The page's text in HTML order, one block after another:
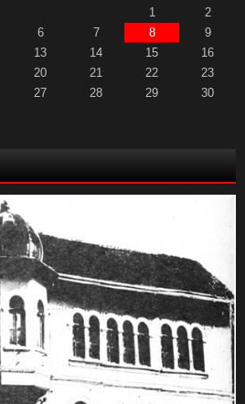
1
2
6 7 8
9
13 14 15
16
20 21 22
23
27 28 29
30